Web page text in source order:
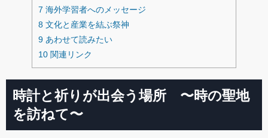
7 海外学習者へのメッセージ
8 文化と産業を結ぶ祭神
9 あわせて読みたい
10 関連リンク
時計と祈りが出会う場所 〜時の聖地
を訪ねて〜